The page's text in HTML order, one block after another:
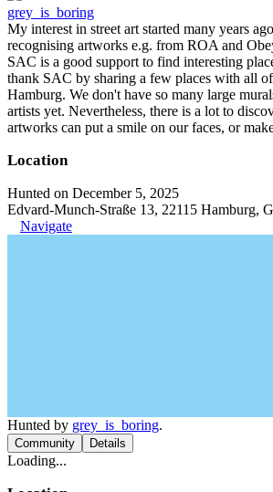
grey_is_boring
My interest in street art started many years
recognising artworks e.g. from ROA and
SAC is a good support to find interesting
thank SAC by sharing a few places with all
Hamburg. We don't have so many large
artists yet. Nevertheless, there is a lot to
artworks can put a smile on our faces, or
Location
Hunted on December 5, 2025
Edvard-Munch-Straße 13, 22115 Hamburg,
Navigate
Hunted by grey_is_boring.
Community Details
Loading...